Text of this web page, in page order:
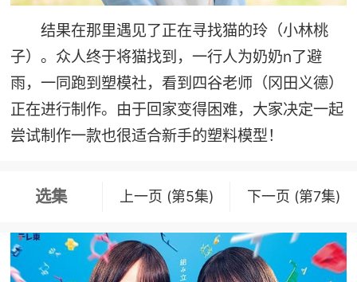
结果在那里遇见了正在寻找猫的玲（小林桃
子）。众人终于将猫找到，一行人为奶奶n了避
雨，一同跑到塑模社，看到四谷老师（冈田义德）
正在进行制作。由于回家变得困难，大家决定一起
尝试制作一款也很适合新手的塑料模型！
选集 上一页 (第5集) 下一页 (第7集)